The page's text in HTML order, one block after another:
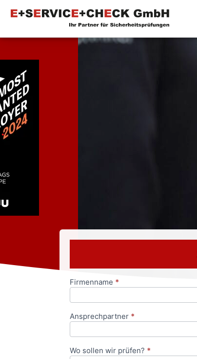
Anfrageformular
Firmenname *
Ansprechpartner *
Wo sollen wir prüfen? *